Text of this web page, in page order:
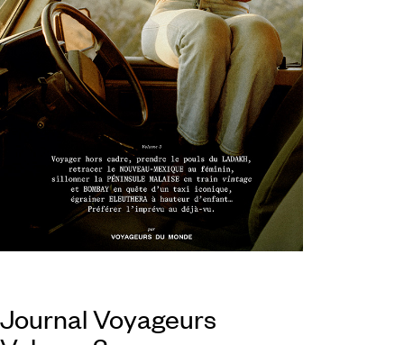
Journal Voyageurs